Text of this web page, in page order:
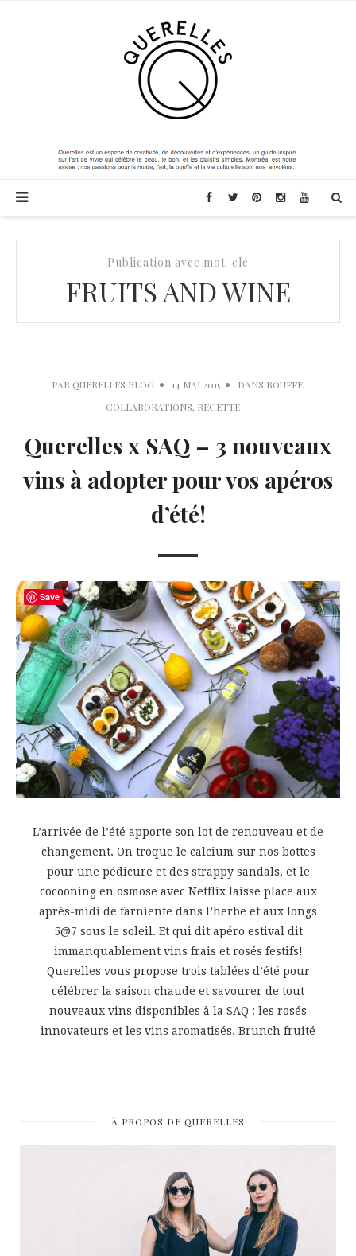
Publication avec mot-clé
FRUITS AND WINE
PAR QUERELLES BLOG 14 MAI 2015 DANS BOUFFE,
COLLABORATIONS, RECETTE
Querelles x SAQ – 3 nouveaux
vins à adopter pour vos apéros
d’été!
L’arrivée de l’été apporte son lot de renouveau et de
changement. On troque le calcium sur nos bottes
pour une pédicure et des strappy sandals, et le
cocooning en osmose avec Netflix laisse place aux
après-midi de farniente dans l’herbe et aux longs
5@7 sous le soleil. Et qui dit apéro estival dit
immanquablement vins frais et rosés festifs!
Querelles vous propose trois tablées d’été pour
célébrer la saison chaude et savourer de tout
nouveaux vins disponibles à la SAQ : les rosés
innovateurs et les vins aromatisés. Brunch fruité
À PROPOS DE QUERELLES
Save